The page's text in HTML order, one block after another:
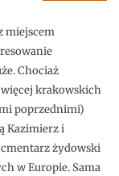
miejscem
Chociaż
więcej krakowskich
poprzednimi)
Kazimierz i
żydowski
w Europie. Sama